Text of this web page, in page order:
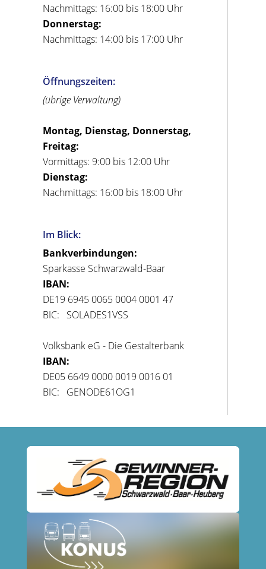
Nachmittags: 16:00 bis 18:00 Uhr
Donnerstag:
Nachmittags: 14:00 bis 17:00 Uhr
Öffnungszeiten:
(übrige Verwaltung)
Montag, Dienstag, Donnerstag,
Freitag:
Vormittags: 9:00 bis 12:00 Uhr
Dienstag:
Nachmittags: 16:00 bis 18:00 Uhr
Im Blick:
Bankverbindungen:
Sparkasse Schwarzwald-Baar
IBAN:
DE19 6945 0065 0004 0001 47
BIC: SOLADES1VSS
Volksbank eG - Die Gestalterbank
IBAN:
DE05 6649 0000 0019 0016 01
BIC: GENODE61OG1